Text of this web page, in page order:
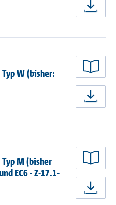
Typ W (bisher:
Typ M (bisher
EC6 - Z-17.1-